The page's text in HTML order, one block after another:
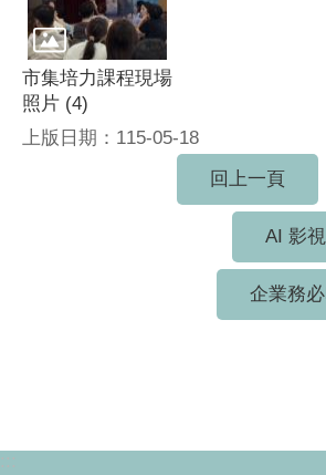
市集培力課程現場
照片 (4)
上版日期：115-05-18
回上一頁
AI 影
企業務
:::